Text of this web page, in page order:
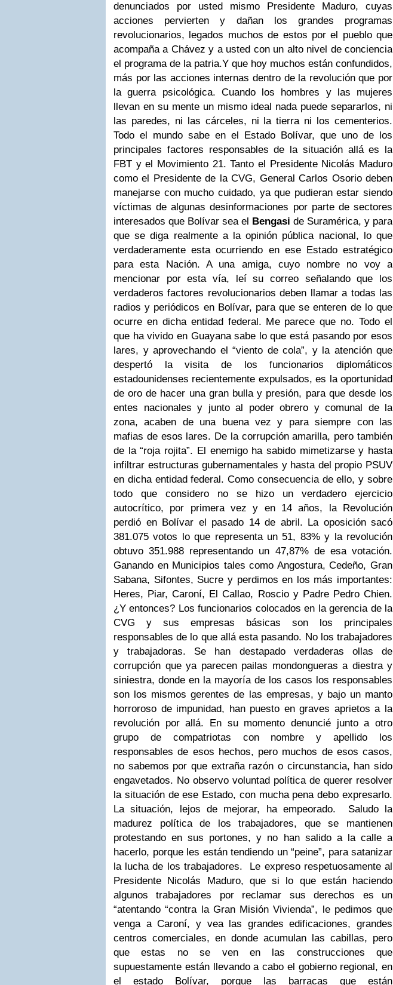
denunciados por usted mismo Presidente Maduro, cuyas
acciones pervierten y dañan los grandes programas
revolucionarios, legados muchos de estos por el pueblo que
acompaña a Chávez y a usted con un alto nivel de conciencia
el programa de la patria.Y que hoy muchos están confundidos,
más por las acciones internas dentro de la revolución que por
la guerra psicológica. Cuando los hombres y las mujeres
llevan en su mente un mismo ideal nada puede separarlos, ni
las paredes, ni las cárceles, ni la tierra ni los cementerios.
Todo el mundo sabe en el Estado Bolívar, que uno de los
principales factores responsables de la situación allá es la
FBT y el Movimiento 21. Tanto el Presidente Nicolás Maduro
como el Presidente de la CVG, General Carlos Osorio deben
manejarse con mucho cuidado, ya que pudieran estar siendo
víctimas de algunas desinformaciones por parte de sectores
interesados que Bolívar sea el Bengasi de Suramérica, y para
que se diga realmente a la opinión pública nacional, lo que
verdaderamente esta ocurriendo en ese Estado estratégico
para esta Nación. A una amiga, cuyo nombre no voy a
mencionar por esta vía, leí su correo señalando que los
verdaderos factores revolucionarios deben llamar a todas las
radios y periódicos en Bolívar, para que se enteren de lo que
ocurre en dicha entidad federal. Me parece que no. Todo el
que ha vivido en Guayana sabe lo que está pasando por esos
lares, y aprovechando el “viento de cola”, y la atención que
despertó la visita de los funcionarios diplomáticos
estadounidenses recientemente expulsados, es la oportunidad
de oro de hacer una gran bulla y presión, para que desde los
entes nacionales y junto al poder obrero y comunal de la
zona, acaben de una buena vez y para siempre con las
mafias de esos lares. De la corrupción amarilla, pero también
de la “roja rojita”. El enemigo ha sabido mimetizarse y hasta
infiltrar estructuras gubernamentales y hasta del propio PSUV
en dicha entidad federal. Como consecuencia de ello, y sobre
todo que considero no se hizo un verdadero ejercicio
autocrítico, por primera vez y en 14 años, la Revolución
perdió en Bolívar el pasado 14 de abril. La oposición sacó
381.075 votos lo que representa un 51, 83% y la revolución
obtuvo 351.988 representando un 47,87% de esa votación.
Ganando en Municipios tales como Angostura, Cedeño, Gran
Sabana, Sifontes, Sucre y perdimos en los más importantes:
Heres, Piar, Caroní, El Callao, Roscio y Padre Pedro Chien.
¿Y entonces? Los funcionarios colocados en la gerencia de la
CVG y sus empresas básicas son los principales
responsables de lo que allá esta pasando. No los trabajadores
y trabajadoras. Se han destapado verdaderas ollas de
corrupción que ya parecen pailas mondongueras a diestra y
siniestra, donde en la mayoría de los casos los responsables
son los mismos gerentes de las empresas, y bajo un manto
horroroso de impunidad, han puesto en graves aprietos a la
revolución por allá. En su momento denuncié junto a otro
grupo de compatriotas con nombre y apellido los
responsables de esos hechos, pero muchos de esos casos,
no sabemos por que extraña razón o circunstancia, han sido
engavetados. No observo voluntad política de querer resolver
la situación de ese Estado, con mucha pena debo expresarlo.
La situación, lejos de mejorar, ha empeorado. Saludo la
madurez política de los trabajadores, que se mantienen
protestando en sus portones, y no han salido a la calle a
hacerlo, porque les están tendiendo un “peine”, para satanizar
la lucha de los trabajadores. Le expreso respetuosamente al
Presidente Nicolás Maduro, que si lo que están haciendo
algunos trabajadores por reclamar sus derechos es un
“atentando “contra la Gran Misión Vivienda”, le pedimos que
venga a Caroní, y vea las grandes edificaciones, grandes
centros comerciales, en donde acumulan las cabillas, pero
que estas no se ven en las construcciones que
supuestamente están llevando a cabo el gobierno regional, en
el estado Bolívar, porque las barracas que están